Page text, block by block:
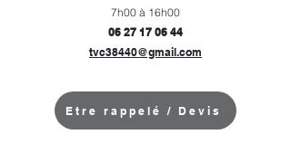
7h00 à 16h00
06 27 17 06 44
tvc38440@gmail.com
Etre rappelé / Devis